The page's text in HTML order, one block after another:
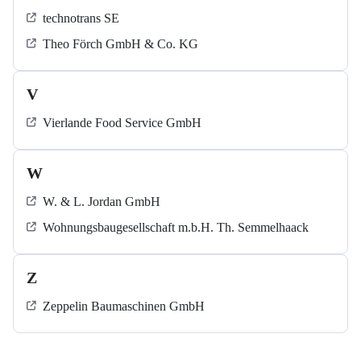
technotrans SE
Theo Förch GmbH & Co. KG
V
Vierlande Food Service GmbH
W
W. & L. Jordan GmbH
Wohnungsbaugesellschaft m.b.H. Th. Semmelhaack
Z
Zeppelin Baumaschinen GmbH